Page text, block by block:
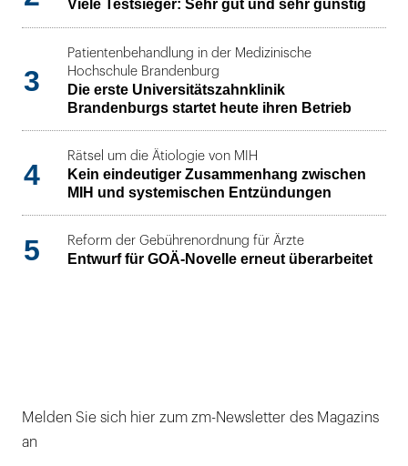
Viele Testsieger: Sehr gut und sehr günstig
3
Patientenbehandlung in der Medizinische
Hochschule Brandenburg
Die erste Universitätszahnklinik
Brandenburgs startet heute ihren Betrieb
4
Rätsel um die Ätiologie von MIH
Kein eindeutiger Zusammenhang zwischen
MIH und systemischen Entzündungen
5 Reform der Gebührenordnung für Ärzte
Entwurf für GOÄ-Novelle erneut überarbeitet
Melden Sie sich hier zum zm-Newsletter des Magazins
an